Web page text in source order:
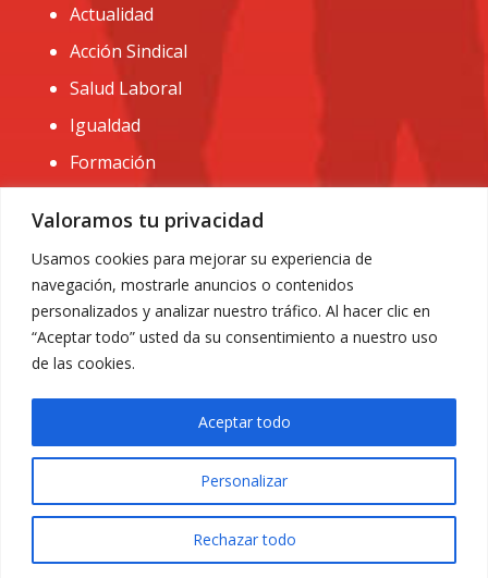
Valoramos tu privacidad
Usamos cookies para mejorar su experiencia de
navegación, mostrarle anuncios o contenidos
personalizados y analizar nuestro tráfico. Al hacer clic en
“Aceptar todo” usted da su consentimiento a nuestro uso
de las cookies.
Personalizar
Rechazar todo
Aceptar todo
Actualidad
Acción Sindical
Salud Laboral
Igualdad
Formación
CONTACTO:
administracion@usomurcia.org
968 25 01 20
C/ Huerto de las bombas nº6. 30009 Murcia
Privacidad|
© 2018 Todos los derechos reservados. Diseño web
ACRILONIA